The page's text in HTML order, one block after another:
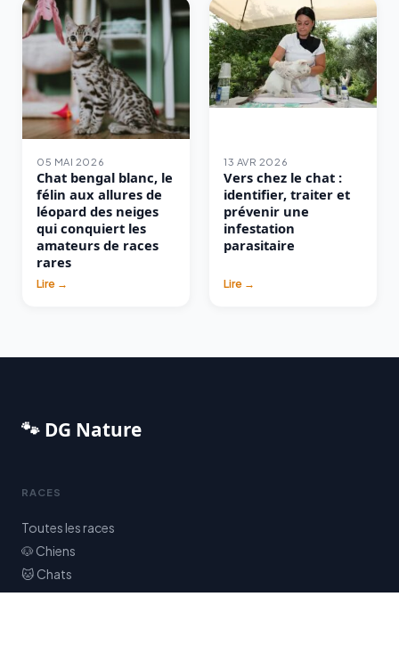
05 MAI 2026
Chat bengal blanc, le
félin aux allures de
léopard des neiges
qui conquiert les
amateurs de races
rares
Lire →
13 AVR 2026
Vers chez le chat :
identifier, traiter et
prévenir une
infestation
parasitaire
Lire →
🐾 DG Nature
RACES
Toutes les races
🐶 Chiens
🐱 Chats